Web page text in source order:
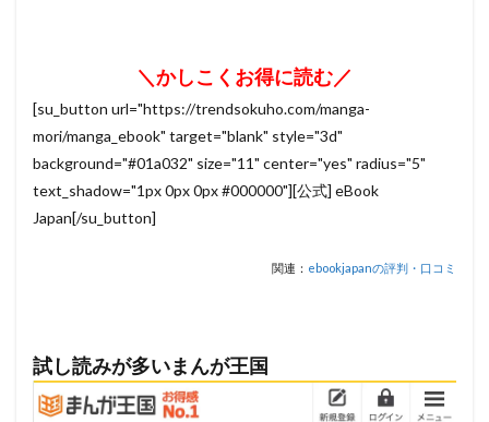
＼かしこくお得に読む／
[su_button url="https://trendsokuho.com/manga-
mori/manga_ebook" target="blank" style="3d"
background="#01a032" size="11" center="yes" radius="5"
text_shadow="1px 0px 0px #000000"][公式] eBook
Japan[/su_button]
関連： ebookjapanの評判・口コミ
試し読みが多いまんが王国